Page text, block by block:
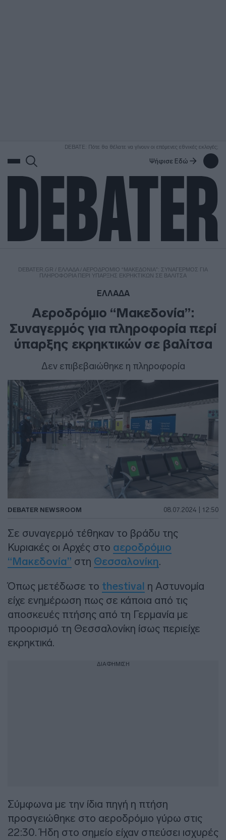
DEBATE: Πότε θα θέλατε να γίνουν οι επόμενες εθνικές εκλογές;
Ψήφισε Εδώ
DEBATER.GR / ΕΛΛΑΔΑ/ ΑΕΡΟΔΡΌΜΙΟ “ΜΑΚΕΔΟΝΊΑ”: ΣΥΝΑΓΕΡΜΌΣ ΓΙΑ
ΠΛΗΡΟΦΟΡΊΑ ΠΕΡΊ ΎΠΑΡΞΗΣ ΕΚΡΗΚΤΙΚΏΝ ΣΕ ΒΑΛΊΤΣΑ
ΕΛΛΑΔΑ
Αεροδρόμιο “Μακεδονία”:
Συναγερμός για πληροφορία περί
ύπαρξης εκρηκτικών σε βαλίτσα
Δεν επιβεβαιώθηκε η πληροφορία
DEBATER NEWSROOM 08.07.2024 | 12:50
Σε συναγερμό τέθηκαν το βράδυ της
Κυριακές οι Αρχές στο αεροδρόμιο
“Μακεδονία” στη Θεσσαλονίκη.
Όπως μετέδωσε το thestival η Αστυνομία
είχε ενημέρωση πως σε κάποια από τις
αποσκευές πτήσης από τη Γερμανία με
προορισμό τη Θεσσαλονίκη ίσως περιείχε
εκρηκτικά.
ΔΙΑΦΗΜΙΣΗ
Σύμφωνα με την ίδια πηγή η πτήση
προσγειώθηκε στο αεροδρόμιο γύρω στις
22:30. Ήδη στο σημείο είχαν σπεύσει ισχυρές